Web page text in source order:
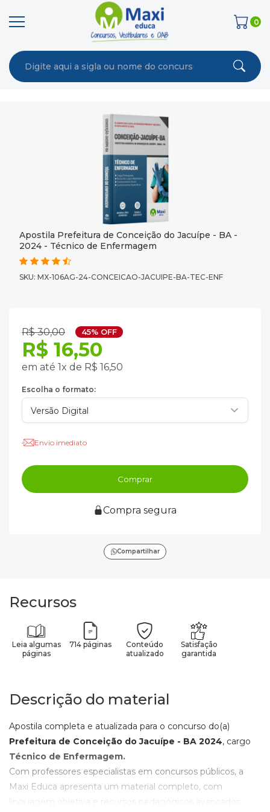
0
Apostila Prefeitura de Conceição do Jacuípe - BA -
2024 - Técnico de Enfermagem
SKU: MX-106AG-24-CONCEICAO-JACUIPE-BA-TEC-ENF
R$ 30,00 45% OFF
R$ 16,50
em até 1x de R$ 16,50
Escolha o formato:
Envio imediato
Comprar
Compra segura
Compartilhar
Recursos
Leia algumas
páginas
714 páginas
Conteúdo
atualizado
Satisfação
garantida
Descrição do material
Apostila completa e atualizada para o concurso do(a)
Prefeitura de Conceição do Jacuípe - BA 2024, cargo
Técnico de Enfermagem.
Com professores especialistas em concursos públicos, a
Maxi Educa apresenta um material completo, com
linguagem objetiva e recursos pedagógicos avançados.